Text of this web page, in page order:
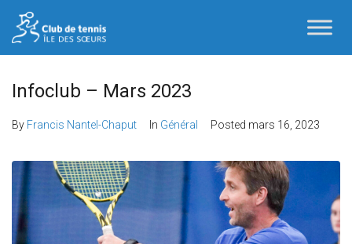
Infoclub – Mars 2023
By Francis Nantel-Chaput In Général Posted mars 16, 2023